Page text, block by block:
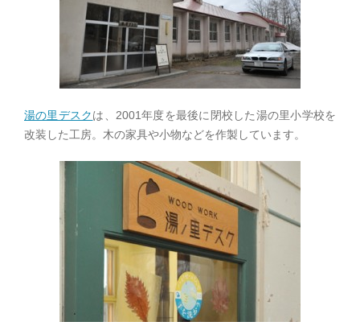
湯の里デスクは、2001年度を最後に閉校した湯の里小学校を
改装した工房。木の家具や小物などを作製しています。